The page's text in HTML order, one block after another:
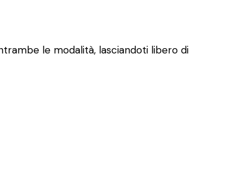
le modalità, lasciandoti libero di